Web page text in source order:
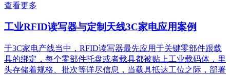
查看更多
工业RFID读写器与定制天线3C家电应用案例
于3C家电产线当中，RFID读写器最先应用于关键零部件跟载
具的绑定，每个零部件托盘或者载具都被贴上工业载码体，里
头存储着规格、批次等详尽信息，当载具抵达工位之际，部署